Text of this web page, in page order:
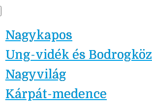
content
Nagykapos
Ung-vidék és Bodrogköz
Nagyvilág
Kárpát-medence